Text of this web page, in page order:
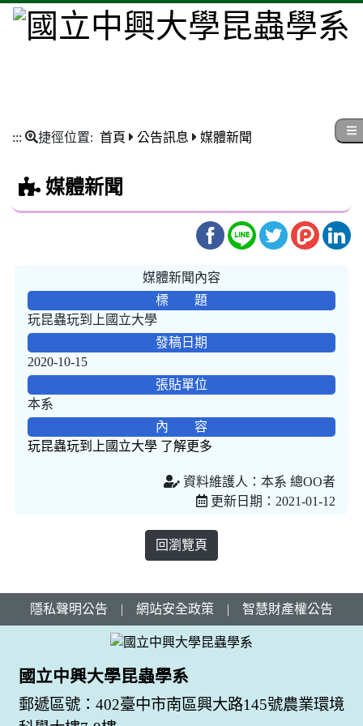
::: 捷徑位置: 首頁 公告訊息 媒體新聞
媒體新聞
媒體新聞內容
標 題
玩昆蟲玩到上國立大學
發稿日期
2020-10-15
張貼單位
本系
內 容
玩昆蟲玩到上國立大學 了解更多
資料維護人：本系 總OO者
更新日期：2021-01-12
回瀏覽頁
隱私聲明公告 | 網站安全政策 | 智慧財產權公告
國立中興大學昆蟲學系
郵遞區號：402臺中市南區興大路145號農業環境